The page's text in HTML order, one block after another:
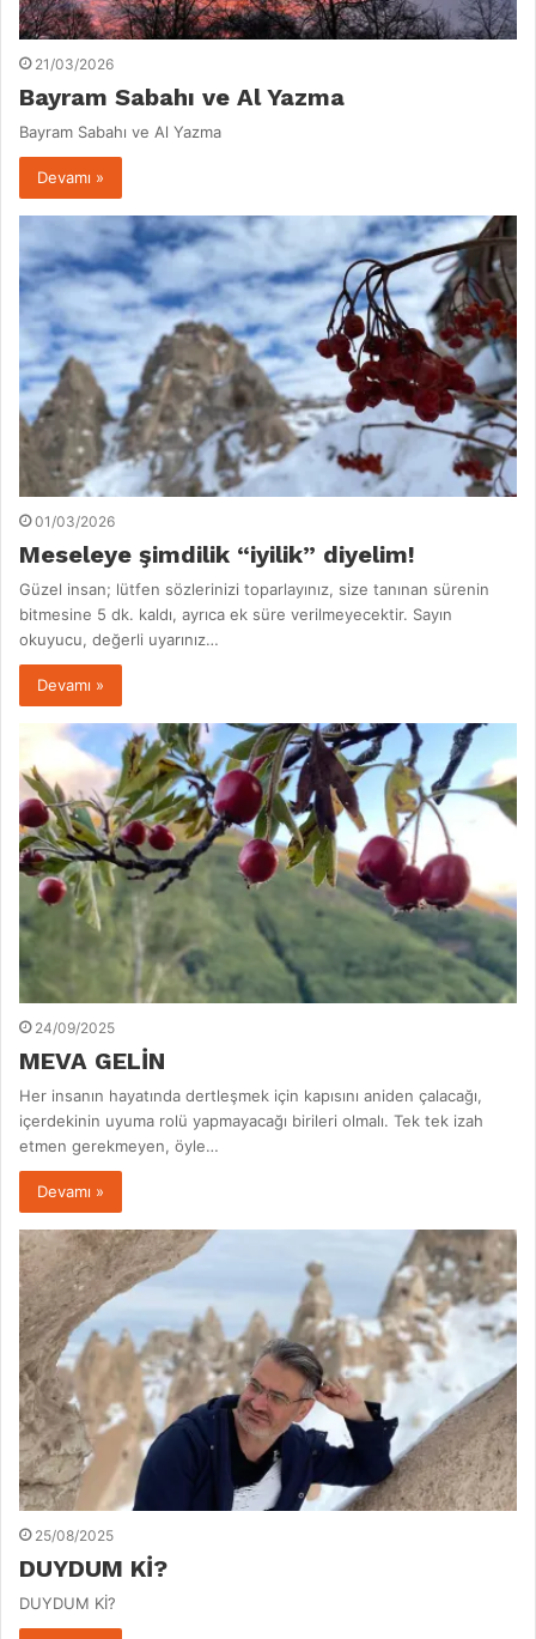
21/03/2026
Bayram Sabahı ve Al Yazma
Bayram Sabahı ve Al Yazma
Devamı »
01/03/2026
Meseleye şimdilik “iyilik” diyelim!
Güzel insan; lütfen sözlerinizi toparlayınız, size tanınan sürenin
bitmesine 5 dk. kaldı, ayrıca ek süre verilmeyecektir. Sayın
okuyucu, değerli uyarınız…
Devamı »
24/09/2025
MEVA GELİN
Her insanın hayatında dertleşmek için kapısını aniden çalacağı,
içerdekinin uyuma rolü yapmayacağı birileri olmalı. Tek tek izah
etmen gerekmeyen, öyle…
Devamı »
25/08/2025
DUYDUM Kİ?
DUYDUM Kİ?